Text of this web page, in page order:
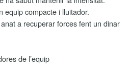
equip compacte i lluitador.
a recuperar forces fent un dinar
de l’equip